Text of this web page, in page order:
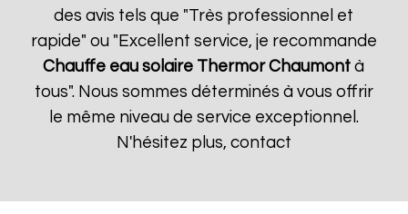
des avis tels que "Très professionnel et
rapide" ou "Excellent service, je recommande
Chauffe eau solaire Thermor Chaumont à
tous". Nous sommes déterminés à vous offrir
le même niveau de service exceptionnel.
N'hésitez plus, contact